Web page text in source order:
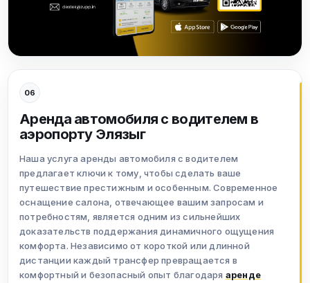
06
Аренда автомобиля с водителем в
аэропорту Элязыг
Наша услуга аренды автомобиля с водителем
предлагает ключи к тому, чтобы сделать ваше
путешествие престижным и особенным. Современное
оснащение салона, отвечающее вашим запросам и
потребностям, является одним из сильнейших
доказательств поддержания динамичного ощущения
комфорта. Независимо от короткой или длинной
дистанции каждый трансфер превращается в
комфортный и безопасный опыт благодаря аренде